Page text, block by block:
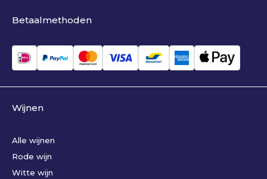
Betaalmethoden
Wijnen
Alle wijnen
Rode wijn
Witte wijn